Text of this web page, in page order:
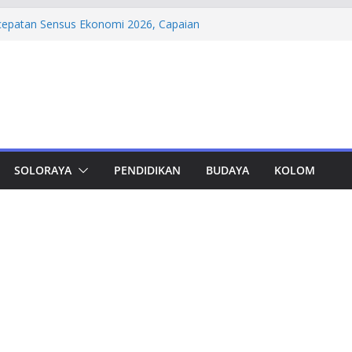
Kapur Berserat Rami untuk Pemugaran
Taj Yasin Minta Optimalkan
Otorita IKN Jajaki Potensi Kolaborasi
PK Solo Salurkan Bantuan
Murid TK di Karanganyar
SOLORAYA PENDIDIKAN BUDAYA KOLOM